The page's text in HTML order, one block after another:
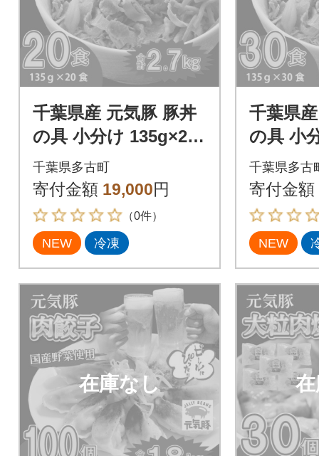
千葉県産 元気豚 豚丼
の具 小分け 135g×20
食
千葉県多古町
寄付金額 19,000円
（0件）
NEW 冷凍
千葉県
の具 小
食
千葉県多古
寄付金額
NEW
在庫なし